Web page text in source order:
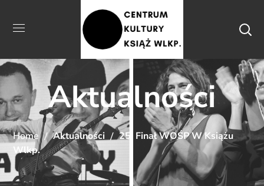
Aktualności
Home Aktualności
25. Finał WOŚP W Książu
Wlkp.